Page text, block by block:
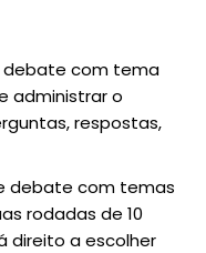
debate com tema
administrar o
respostas,
debate com temas
rodadas de 10
direito a escolher